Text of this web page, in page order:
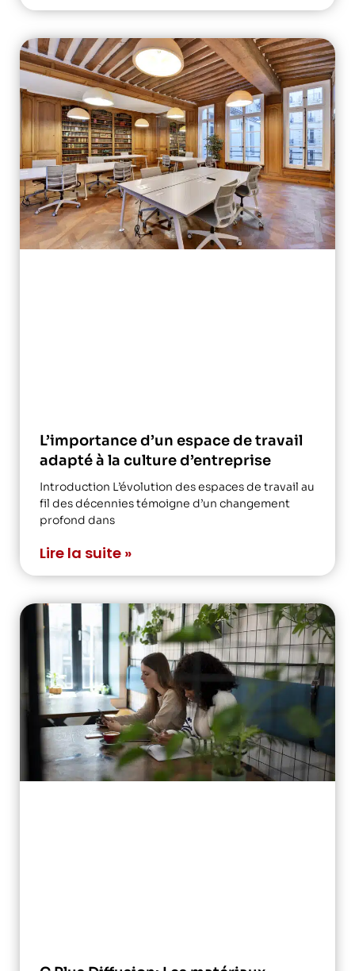
L’importance d’un espace de travail
adapté à la culture d’entreprise
Introduction L’évolution des espaces de travail au
fil des décennies témoigne d’un changement
profond dans
Lire la suite »